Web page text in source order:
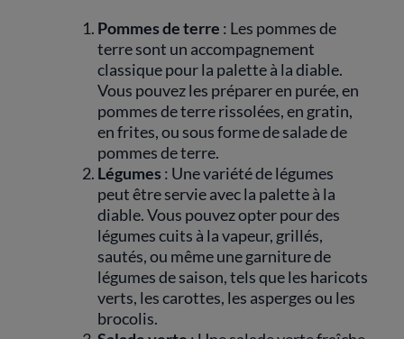
Pommes de terre : Les pommes de
terre sont un accompagnement
classique pour la palette à la diable.
Vous pouvez les préparer en purée, en
pommes de terre rissolées, en gratin,
en frites, ou sous forme de salade de
pommes de terre.
Légumes : Une variété de légumes
peut être servie avec la palette à la
diable. Vous pouvez opter pour des
légumes cuits à la vapeur, grillés,
sautés, ou même une garniture de
légumes de saison, tels que les haricots
verts, les carottes, les asperges ou les
brocolis.